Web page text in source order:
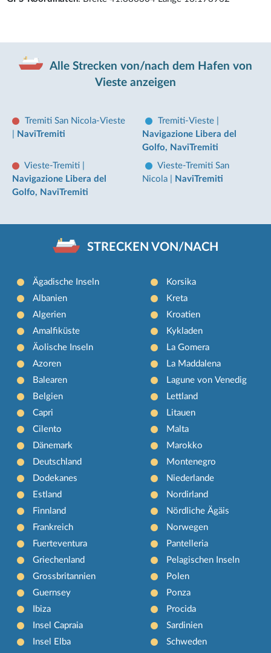
Alle Strecken von/nach dem Hafen von
Vieste anzeigen
Tremiti San Nicola-Vieste
NaviTremiti
Tremiti-Vieste
Navigazione Libera del
Golfo, NaviTremiti
Vieste-Tremiti
Navigazione Libera del
Golfo, NaviTremiti
Vieste-Tremiti San
Nicola
NaviTremiti
STRECKEN VON/NACH
Ägadische Inseln
Albanien
Algerien
Amalfiküste
Äolische Inseln
Azoren
Balearen
Belgien
Capri
Cilento
Dänemark
Deutschland
Dodekanes
Estland
Finnland
Frankreich
Fuerteventura
Griechenland
Grossbritannien
Guernsey
Ibiza
Insel Capraia
Insel Elba
Korsika
Kreta
Kroatien
Kykladen
La Gomera
La Maddalena
Lagune von Venedig
Lettland
Litauen
Malta
Marokko
Montenegro
Niederlande
Nordirland
Nördliche Ägäis
Norwegen
Pantelleria
Pelagischen Inseln
Polen
Ponza
Procida
Sardinien
Schweden